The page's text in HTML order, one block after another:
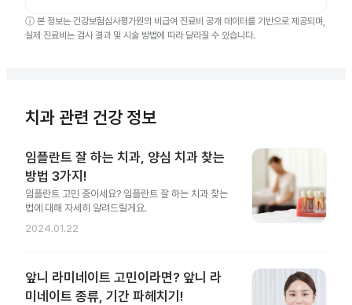
ⓘ 본 정보는 건강보험심사평가원의 비급여 진료비 공개 데이터를 기반으로 제공되며,
실제 진료비는 검사 결과 및 시술 방법에 따라 달라질 수 있습니다.
치과 관련 건강 정보
임플란트 잘 하는 치과, 양심 치과 찾는
방법 3가지!
임플란트 고민 중이세요? 임플란트 잘 하는 치과 찾는
법에 대해 자세히 알려드릴게요.
2024.01.22
앞니 라미네이트 고민이라면? 앞니 라
미네이트 종류, 기간 파헤치기!